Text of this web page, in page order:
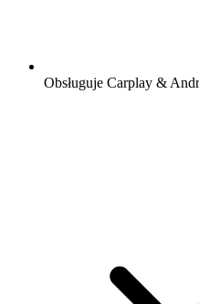
Obsługuje Carplay &